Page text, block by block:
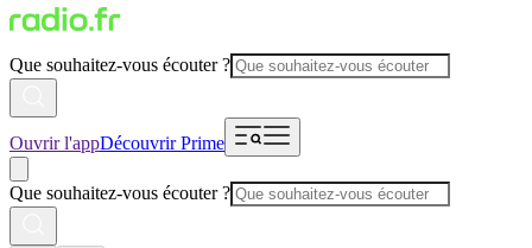
Que souhaitez-vous écouter ?
Ouvrir l'appDécouvrir Prime
Que souhaitez-vous écouter ?